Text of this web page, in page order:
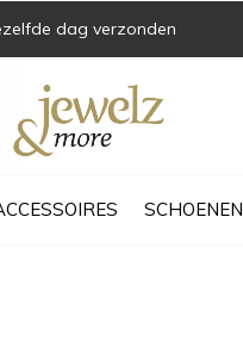
SCHOENEN
dag verzonden